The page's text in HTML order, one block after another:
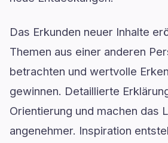
Das Erkunden neuer Inhalte
Themen aus einer anderen
betrachten und wertvolle
gewinnen. Detaillierte
Orientierung und machen das
angenehmer. Inspiration